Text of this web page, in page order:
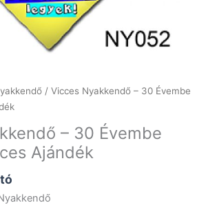
/ Vicces Nyakkendő – 30 Évembe
– 30 Évembe
Ajándék